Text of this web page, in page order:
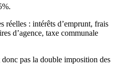
réelles : intérêts d’emprunt, frais
d’agence, taxe communale
pas la double imposition des